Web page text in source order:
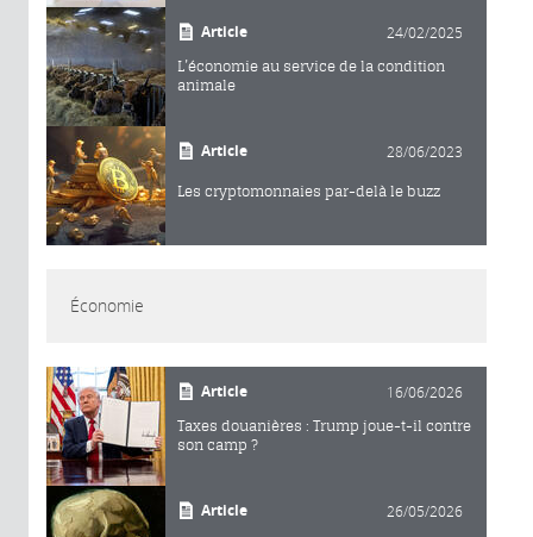
Article 24/02/2025
L’économie au service de la condition
animale
Article 28/06/2023
Les cryptomonnaies par-delà le buzz
Économie
Article 16/06/2026
Taxes douanières : Trump joue-t-il contre
son camp ?
Article 26/05/2026